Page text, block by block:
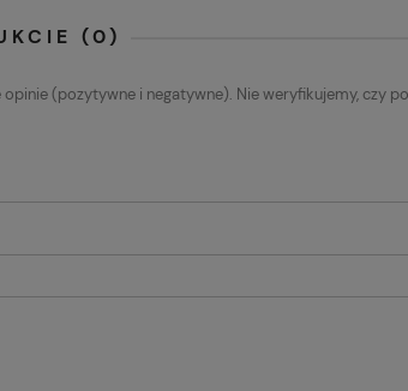
(0)
(pozytywne i negatywne). Nie weryfikujemy, czy